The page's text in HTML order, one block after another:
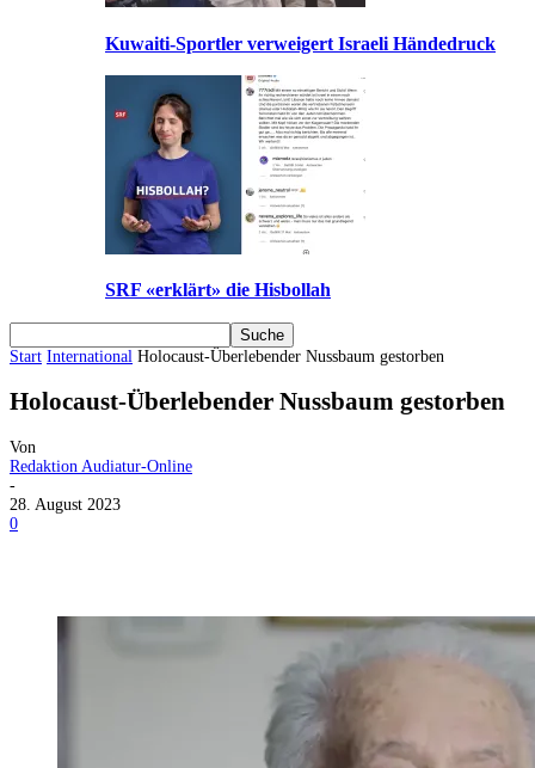
Kuwaiti-Sportler verweigert Israeli Händedruck
SRF «erklärt» die Hisbollah
Start International Holocaust-Überlebender Nussbaum gestorben
Holocaust-Überlebender Nussbaum gestorben
Von
Redaktion Audiatur-Online
-
28. August 2023
0